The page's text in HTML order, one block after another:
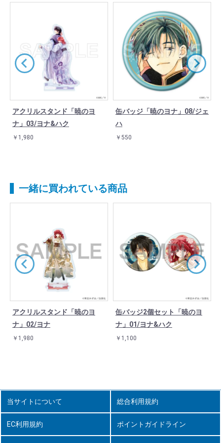
アクリルスタンド「暁のヨ
ナ」03/ヨナ&ハク
￥1,980
缶バッジ「暁のヨナ」08/ジェ
ハ
￥550
一緒に買われている商品
アクリルスタンド「暁のヨ
ナ」02/ヨナ
￥1,980
缶バッジ2個セット「暁のヨ
ナ」01/ヨナ&ハク
￥1,100
当サイトについて 総合利用規約
EC利用規約 ポイントガイドライン